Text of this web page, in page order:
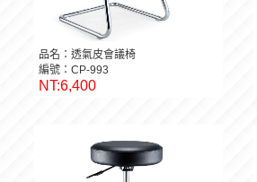
品名：透氣皮會議椅
編號：CP-993
NT:6,400